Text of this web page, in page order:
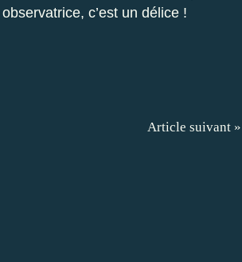
c’est un délice !
Article suivant »